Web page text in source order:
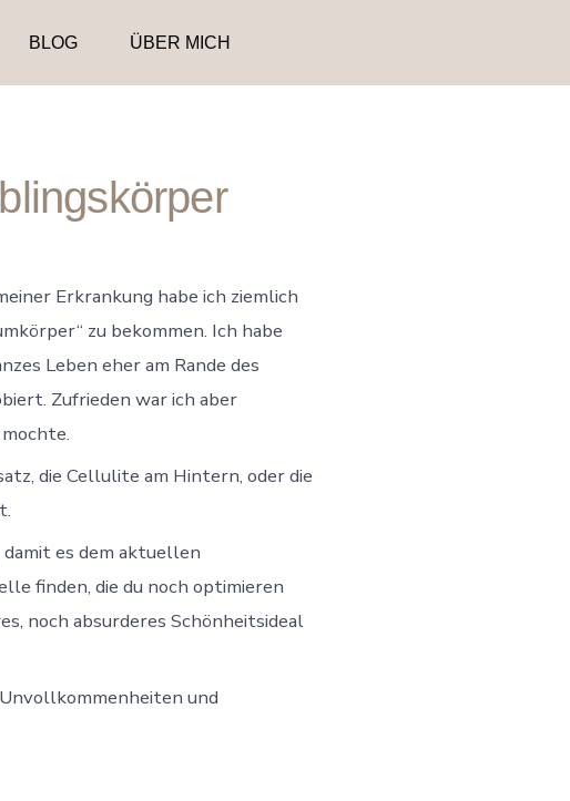
BLOG ÜBER MICH
Erkrankung habe ich ziemlich
zu bekommen. Ich habe
Leben eher am Rande des
Zufrieden war ich aber
die Cellulite am Hintern, oder die
es dem aktuellen
finden, die du noch optimieren
noch absurderes Schönheitsideal
und